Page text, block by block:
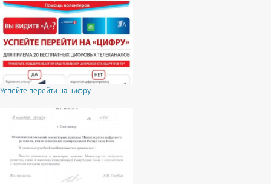
Успейте перейти на цифру